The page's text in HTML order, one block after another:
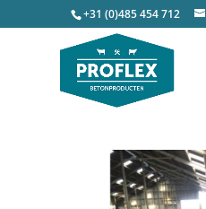
+31 (0)485 454 712